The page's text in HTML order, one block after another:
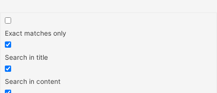
Exact matches only
Search in title
Search in content